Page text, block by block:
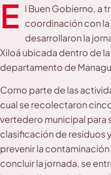
E l Buen Gobierno, a
coordinación con la
desarrollaron la
Xiloá ubicada dentro de
departamento de
Como parte de las
cual se recolectaron
vertedero municipal para
clasificación de residuos
prevenir la
concluir la jornada, se